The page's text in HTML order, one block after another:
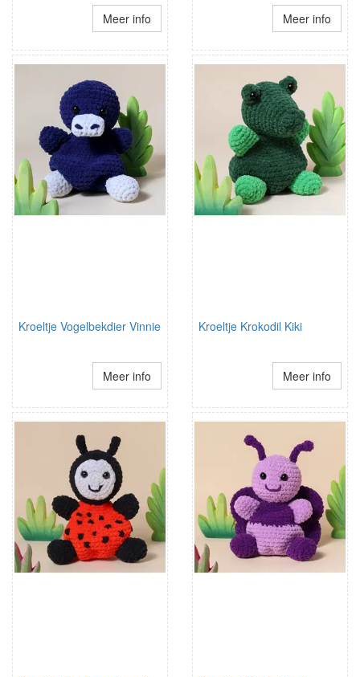
Meer info Meer info
Kroeltje Vogelbekdier Vinnie
Meer info
Kroeltje Krokodil Kiki
Meer info